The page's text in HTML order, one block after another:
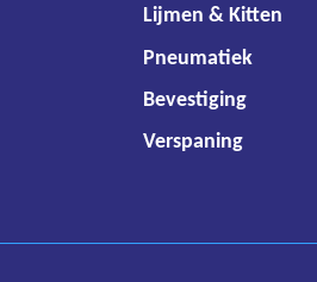
Lijmen & Kitten
Pneumatiek
Bevestiging
Verspaning